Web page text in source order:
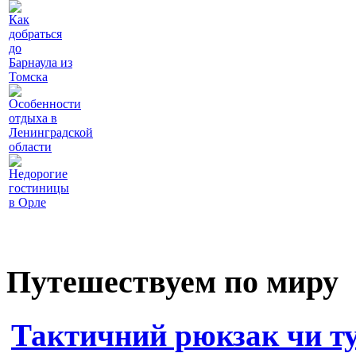
Как
добраться
до
Барнаула из
Томска
Особенности
отдыха в
Ленинградской
области
Недорогие
гостиницы
в Орле
Путешествуем по миру
Тактичний рюкзак чи